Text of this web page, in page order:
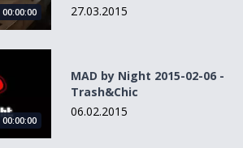
00:00:00
27.03.2015
00:00:00
MAD by Night 2015-02-06 -
Trash&Chic
06.02.2015